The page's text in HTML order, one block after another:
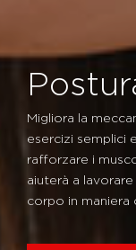
Migliora la
esercizi semplici
rafforzare i
aiuterà a lavorare
corpo in maniera